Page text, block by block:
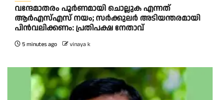
വന്ദേമാതരം പൂർണമായി ചൊല്ലുക എന്നത്
ആര്‍എസ്എസ് നയം; സര്‍ക്കുലര്‍ അടിയന്തരമായി
പിന്‍വലിക്കണം: പ്രതിപക്ഷ നേതാവ്
5 minutes ago vinaya k